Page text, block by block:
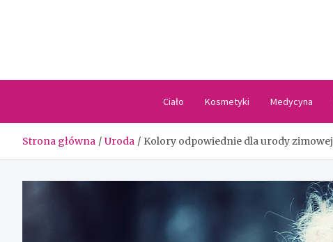
Ciało Kosmetyki Medycyna
Strona główna Uroda Kolory odpowiednie dla urody zimowej